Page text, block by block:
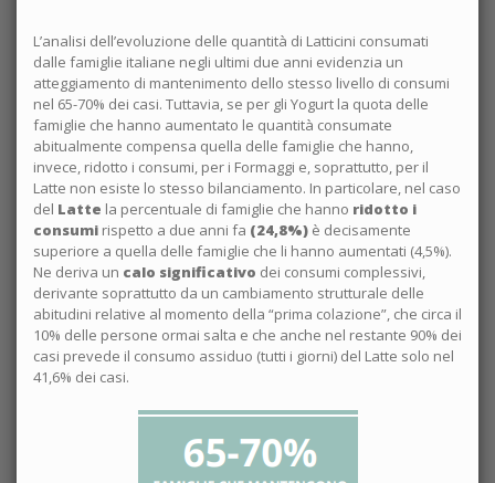
L’analisi dell’evoluzione delle quantità di Latticini consumati
dalle famiglie italiane negli ultimi due anni evidenzia un
atteggiamento di mantenimento dello stesso livello di consumi
nel 65-70% dei casi. Tuttavia, se per gli Yogurt la quota delle
famiglie che hanno aumentato le quantità consumate
abitualmente compensa quella delle famiglie che hanno,
invece, ridotto i consumi, per i Formaggi e, soprattutto, per il
Latte non esiste lo stesso bilanciamento. In particolare, nel caso
del Latte la percentuale di famiglie che hanno ridotto i
consumi rispetto a due anni fa (24,8%) è decisamente
superiore a quella delle famiglie che li hanno aumentati (4,5%).
Ne deriva un calo significativo dei consumi complessivi,
derivante soprattutto da un cambiamento strutturale delle
abitudini relative al momento della “prima colazione”, che circa il
10% delle persone ormai salta e che anche nel restante 90% dei
casi prevede il consumo assiduo (tutti i giorni) del Latte solo nel
41,6% dei casi.